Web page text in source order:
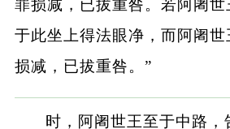
罪损减，已拔重咎。若阿阇
于此坐上得法眼净，而阿阇
损减，已拔重咎。”
时，阿阇世王至于中路，